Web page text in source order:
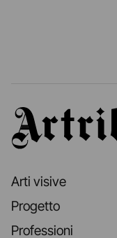
Artribune
Arti visive
Progetto
Professioni